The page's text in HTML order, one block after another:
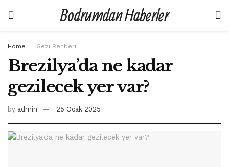
Bodrumdan Haberler
Home Gezi Rehberi
Brezilya’da ne kadar
gezilecek yer var?
by admin 25 Ocak 2025